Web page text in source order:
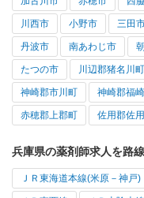
川西市 小野市 三田
丹波市 南あわじ市
たつの市 川辺郡猪名川町
神崎郡市川町 神崎郡福
赤穂郡上郡町 佐用郡佐
兵庫県の薬剤師求人を路
ＪＲ東海道本線(米原－神戸)